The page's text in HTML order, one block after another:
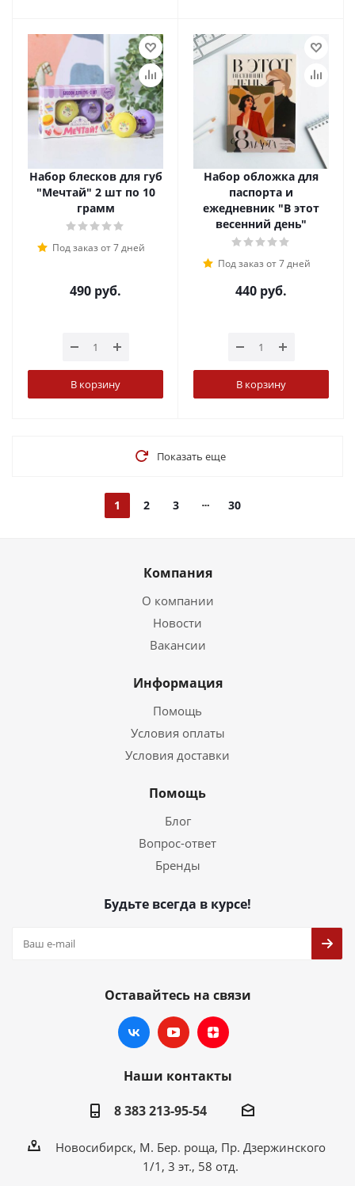
Набор блесков для губ
"Мечтай" 2 шт по 10
грамм
Под заказ от 7 дней
490 руб.
В корзину
Набор обложка для
паспорта и
ежедневник "В этот
весенний день"
Под заказ от 7 дней
440 руб.
В корзину
Показать еще
1 2 3 30
Компания
О компании
Новости
Вакансии
Информация
Помощь
Условия оплаты
Условия доставки
Помощь
Блог
Вопрос-ответ
Бренды
Будьте всегда в курсе!
Оставайтесь на связи
Наши контакты
8 383 213-95-54
Новосибирск, М. Бер. роща, Пр. Дзержинского
1/1, 3 эт., 58 отд.